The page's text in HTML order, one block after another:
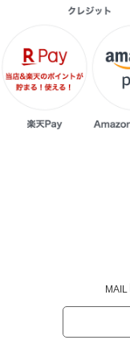
MAIL